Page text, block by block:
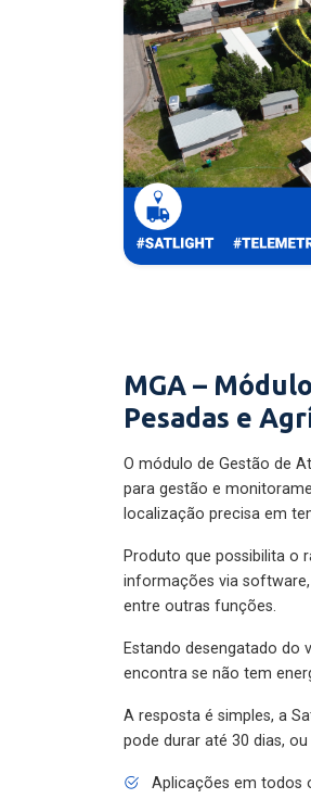
MGA –
Pesadas e
O módulo de Gestão de
para gestão e
localização precisa em
Produto que possibilita o
informações via software,
entre outras funções.
Estando desengatado do
encontra se não tem
A resposta é simples, a
pode durar até 30 dias,
Aplicações em todos